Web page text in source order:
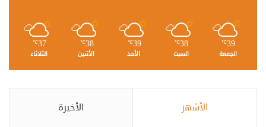
39
℃
الجمعة
38
℃
السبت
39
℃
الأحد
38
℃
الأثنين
37
℃
الثلاثاء
الأشهر الأخيرة